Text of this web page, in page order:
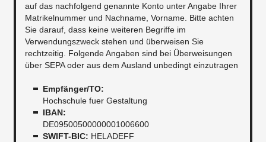
auf das nachfolgend genannte Konto unter Angabe Ihrer
Matrikelnummer und Nachname, Vorname. Bitte achten
Sie darauf, dass keine weiteren Begriffe im
Verwendungszweck stehen und überweisen Sie
rechtzeitig. Folgende Angaben sind bei Überweisungen
über SEPA oder aus dem Ausland unbedingt einzutragen
​Empfänger/TO:
​Hochschule fuer Gestaltung
IBAN:
DE09500500000001006600
SWIFT-BIC: HELADEFF